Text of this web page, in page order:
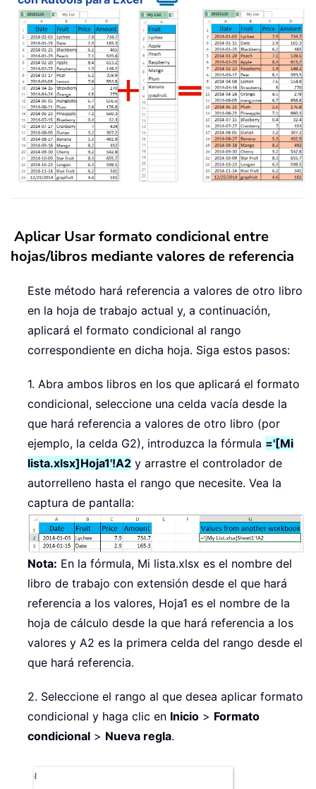
Aplicar Usar formato condicional entre
hojas/libros mediante valores de referencia
Este método hará referencia a valores de otro libro
en la hoja de trabajo actual y, a continuación,
aplicará el formato condicional al rango
correspondiente en dicha hoja. Siga estos pasos:
1. Abra ambos libros en los que aplicará el formato
condicional, seleccione una celda vacía desde la
que hará referencia a valores de otro libro (por
ejemplo, la celda G2), introduzca la fórmula ='[Mi
lista.xlsx]Hoja1'!A2 y arrastre el controlador de
autorrelleno hasta el rango que necesite. Vea la
captura de pantalla:
Nota: En la fórmula, Mi lista.xlsx es el nombre del
libro de trabajo con extensión desde el que hará
referencia a los valores, Hoja1 es el nombre de la
hoja de cálculo desde la que hará referencia a los
valores y A2 es la primera celda del rango desde el
que hará referencia.
2. Seleccione el rango al que desea aplicar formato
condicional y haga clic en Inicio > Formato
condicional > Nueva regla.